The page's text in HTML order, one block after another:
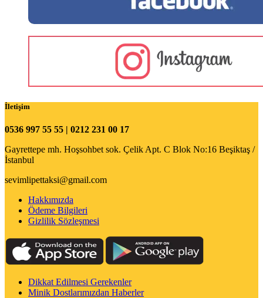
İletişim
0536 997 55 55 | 0212 231 00 17
Gayrettepe mh. Hoşsohbet sok. Çelik Apt. C Blok No:16 Beşiktaş /
İstanbul
sevimlipettaksi@gmail.com
Hakkımızda
Ödeme Bilgileri
Gizlilik Sözleşmesi
Dikkat Edilmesi Gerekenler
Minik Dostlarımızdan Haberler